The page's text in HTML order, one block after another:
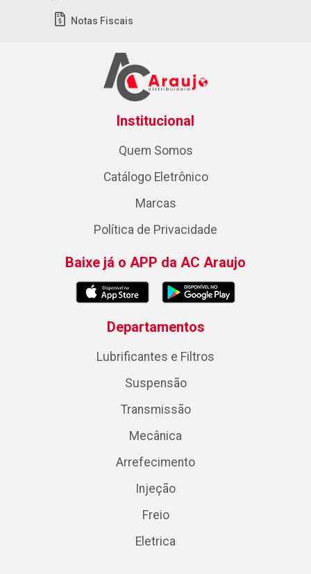
Notas Fiscais
Institucional
Quem Somos
Catálogo Eletrônico
Marcas
Política de Privacidade
Baixe já o APP da AC Araujo
Departamentos
Lubrificantes e Filtros
Suspensão
Transmissão
Mecânica
Arrefecimento
Injeção
Freio
Eletrica